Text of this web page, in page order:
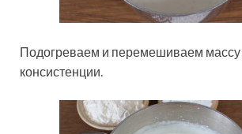
Подогреваем и перемешиваем массу
консистенции.